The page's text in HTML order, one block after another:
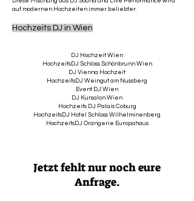
auf modernen Hochzeiten immer beliebter.
Hochzeits DJ in Wien
DJ Hochzeit Wien
HochzeitsDJ Schloss Schönbrunn Wien
DJ Vienna Hochzeit
HochzeitsDJ Weingut am Nussberg
Event DJ Wien
DJ Kursalon Wien
Hochzeits DJ Palais Coburg
HochzeitsDJ Hotel Schloss Wilhelminenberg
HochzeitsDJ Orangerie Europahaus
Jetzt fehlt nur noch eure
Anfrage.